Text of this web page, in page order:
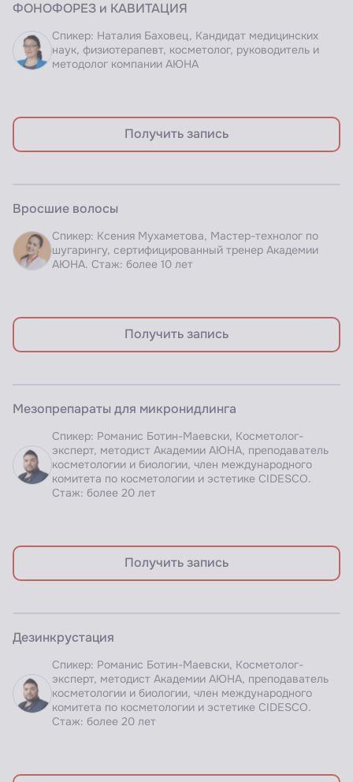
ФОНОФОРЕЗ и КАВИТАЦИЯ
Спикер: Наталия Баховец, Кандидат медицинских
наук, физиотерапевт, косметолог, руководитель и
методолог компании АЮНА
Получить запись
Вросшие волосы
Спикер: Ксения Мухаметова, Мастер-технолог по
шугарингу, сертифицированный тренер Академии
АЮНА. Стаж: более 10 лет
Получить запись
Мезопрепараты для микронидлинга
Спикер: Романис Ботин-Маевски, Косметолог-
эксперт, методист Академии АЮНА, преподаватель
косметологии и биологии, член международного
комитета по косметологии и эстетике CIDESCO.
Стаж: более 20 лет
Получить запись
Доступно по подписке
Дезинкрустация
Спикер: Романис Ботин-Маевски, Косметолог-
эксперт, методист Академии АЮНА, преподаватель
косметологии и биологии, член международного
комитета по косметологии и эстетике CIDESCO.
Стаж: более 20 лет